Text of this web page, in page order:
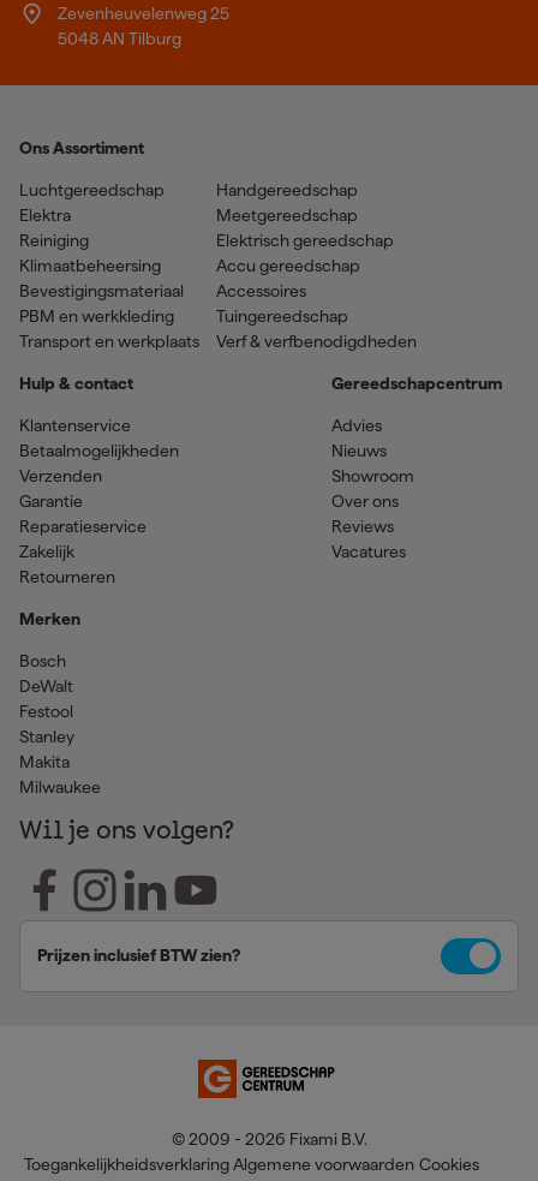
Zevenheuvelenweg 25
5048 AN Tilburg
Ons Assortiment
Luchtgereedschap
Elektra
Reiniging
Klimaatbeheersing
Bevestigingsmateriaal
PBM en werkkleding
Transport en werkplaats
Handgereedschap
Meetgereedschap
Elektrisch gereedschap
Accu gereedschap
Accessoires
Tuingereedschap
Verf & verfbenodigdheden
Hulp & contact
Klantenservice
Betaalmogelijkheden
Verzenden
Garantie
Reparatieservice
Zakelijk
Retourneren
Merken
Bosch
DeWalt
Festool
Stanley
Makita
Milwaukee
Gereedschapcentrum
Advies
Nieuws
Showroom
Over ons
Reviews
Vacatures
Wil je ons volgen?
Prijzen inclusief BTW zien?
© 2009 - 2026 Fixami B.V.
Toegankelijkheidsverklaring Algemene voorwaarden Cookies